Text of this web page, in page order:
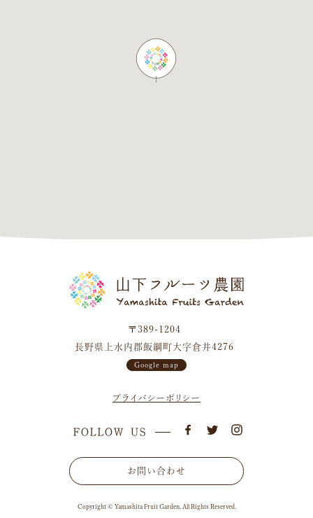
〒389-1204
長野県上水内郡飯綱町大字倉井4276
Google map
プライバシーポリシー
お問い合わせ
Copyright © Yamashita Fruit Garden. All Rights Reserved.